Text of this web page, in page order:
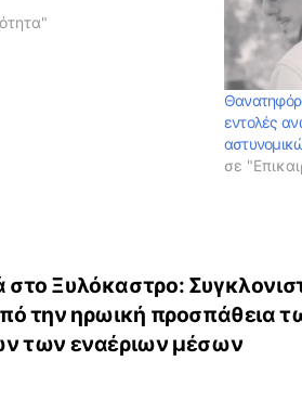
εντολές
σε
στο Ξυλόκαστρο:
την ηρωική προσπάθεια
των εναέριων μέσων